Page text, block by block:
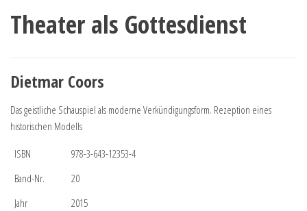
Theater als Gottesdienst
Dietmar Coors
Das geistliche Schauspiel als moderne Verkündigungsform. Rezeption eines
historischen Modells
ISBN
978-3-643-12353-4
Band-Nr.
20
Jahr
2015